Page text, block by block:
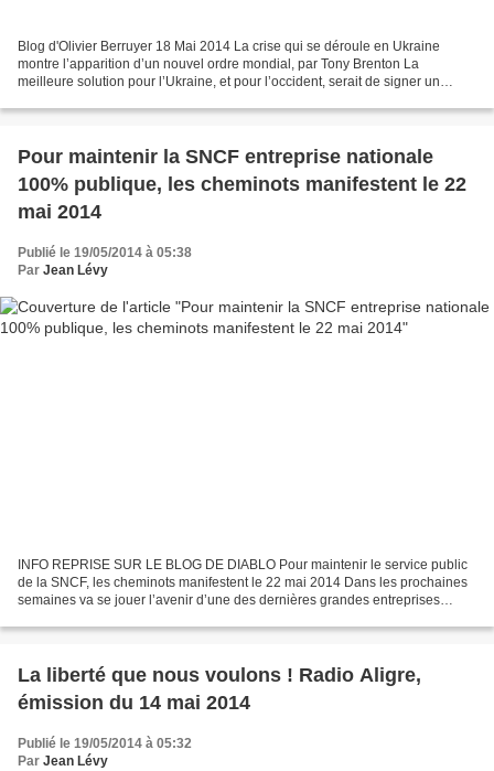
Blog d'Olivier Berruyer 18 Mai 2014 La crise qui se déroule en Ukraine
montre l’apparition d’un nouvel ordre mondial, par Tony Brenton La
meilleure solution pour l’Ukraine, et pour l’occident, serait de signer un
Pour maintenir la SNCF entreprise nationale
100% publique, les cheminots manifestent le 22
mai 2014
Publié le 19/05/2014 à 05:38
Par Jean Lévy
INFO REPRISE SUR LE BLOG DE DIABLO Pour maintenir le service public
de la SNCF, les cheminots manifestent le 22 mai 2014 Dans les prochaines
semaines va se jouer l’avenir d’une des dernières grandes entreprises
La liberté que nous voulons ! Radio Aligre,
émission du 14 mai 2014
Publié le 19/05/2014 à 05:32
Par Jean Lévy